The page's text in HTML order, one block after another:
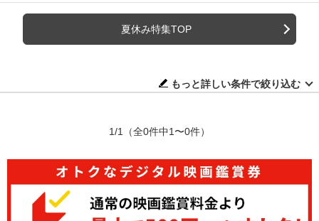
夏休み特集TOP
もっと詳しい条件で絞り込む
1/1 （全0件中1〜0件）